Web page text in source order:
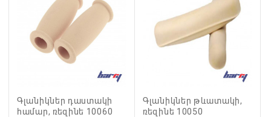
Գլանիկներ դաստակի
համար, ռեզինե 10060
Գլանիկներ թևատակի,
ռեզինե 10050